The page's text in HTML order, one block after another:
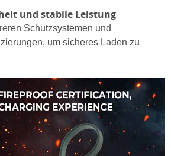
und stabile Leistung
Schutzsystemen und
um sicheres Laden zu